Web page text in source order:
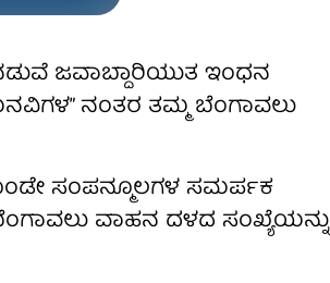
ಜವಾಬ್ದಾರಿಯುತ ಇಂಧನ
ನಂತರ ತಮ್ಮ ಬೆಂಗಾವಲು
ಸಂಪನ್ಮೂಲಗಳ ಸಮರ್ಪಕ
ವಾಹನ ದಳದ ಸಂಖ್ಯೆಯನ್ನು